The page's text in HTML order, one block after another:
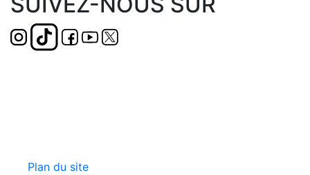
Plan du site